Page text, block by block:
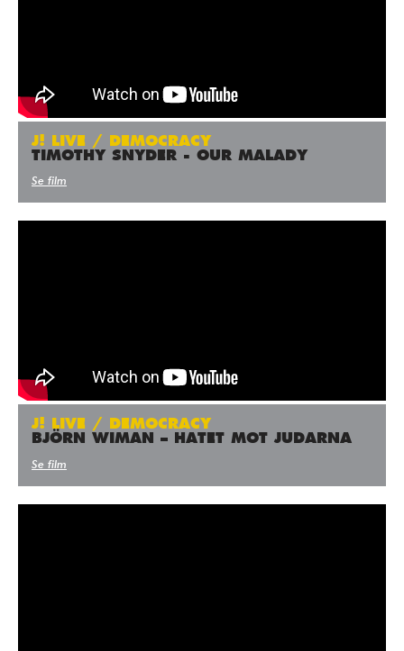
J! LIVE / DEMOCRACY
TIMOTHY SNYDER - OUR MALADY
Se film
J! LIVE / DEMOCRACY
BJÖRN WIMAN – HATET MOT JUDARNA
Se film